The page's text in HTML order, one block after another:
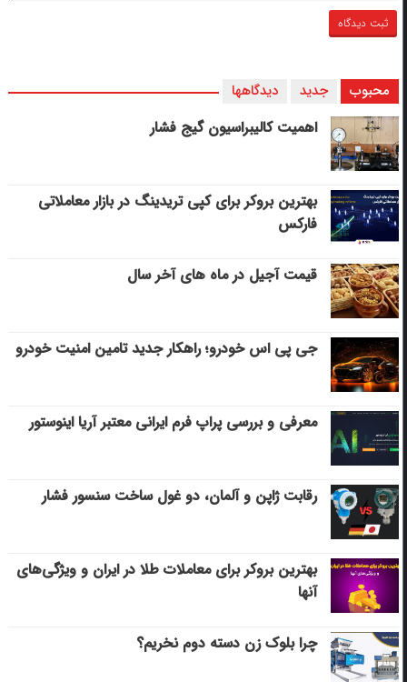
محبوب جدید دیدگاهها
اهمیت کالیبراسیون گیج فشار
بهترین بروکر برای کپی‌ تریدینگ در بازار معاملاتی
فارکس
قیمت آجیل در ماه های آخر سال
جی پی اس خودرو؛ راهکار جدید تامین امنیت خودرو
معرفی و بررسی پراپ فرم ایرانی معتبر آریا اینوستور
رقابت ژاپن و آلمان، دو غول ساخت سنسور فشار
بهترین بروکر برای معاملات طلا در ایران و ویژگی‌های
آنها
چرا بلوک زن دسته دوم نخریم؟